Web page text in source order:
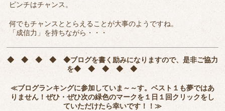
ピンチはチャンス。
何でもチャンスととらえることが大事のようですね。
「成信力」を持ちながら・・・
◆ ◆ ◆ ◆ ◆ブログを書く励みになりますので、是非ご協力
を◆ ◆ ◆ ◆ ◆
≪ブログランキングに参加していま～～す。ベスト１も夢ではあ
りません！ぜひ・ぜひ次の緑色のマークを１日１回クリックをし
ていただけたら幸いです！！≫